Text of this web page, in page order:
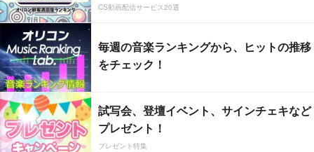
CS動画配信サービス20選
毎週の音楽ランキングから、ヒットの推移
をチェック！
試写会、登壇イベント、サインチェキなど
プレゼント！
プレゼント特集